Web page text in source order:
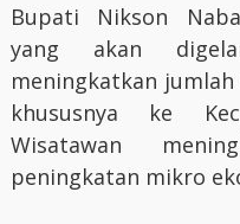
Bupati Nikson
yang akan
meningkatkan
khususnya ke
Wisatawan
peningkatan mikro